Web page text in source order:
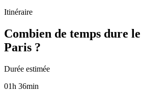
Itinéraire
Combien de temps dure
Paris ?
Durée estimée
01h 36min